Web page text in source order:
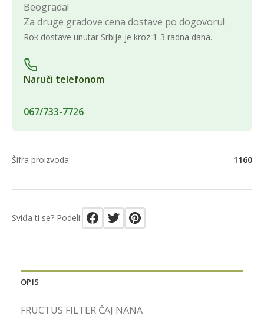
Beograda!
Za druge gradove cena dostave po dogovoru!
Rok dostave unutar Srbije je kroz 1-3 radna dana.
Naruči telefonom
067/733-7726
Šifra proizvoda: 1160
Sviđa ti se? Podeli:
OPIS
FRUCTUS FILTER ČAJ NANA